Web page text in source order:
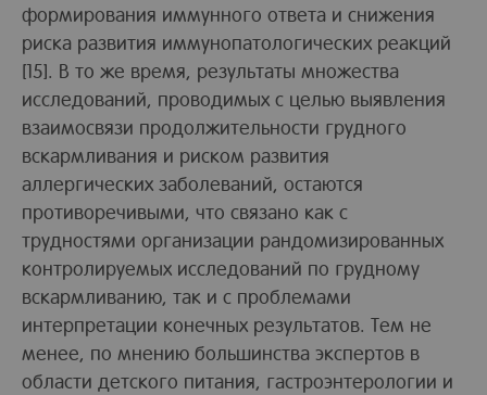
формирования иммунного ответа и снижения
риска развития иммунопатологических реакций
[15]. В то же время, результаты множества
исследований, проводимых с целью выявления
взаимосвязи продолжительности грудного
вскармливания и риском развития
аллергических заболеваний, остаются
противоречивыми, что связано как с
трудностями организации рандомизированных
контролируемых исследований по грудному
вскармливанию, так и с проблемами
интерпретации конечных результатов. Тем не
менее, по мнению большинства экспертов в
области детского питания, гастроэнтерологии и